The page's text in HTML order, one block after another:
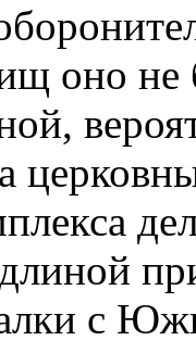
оно
с